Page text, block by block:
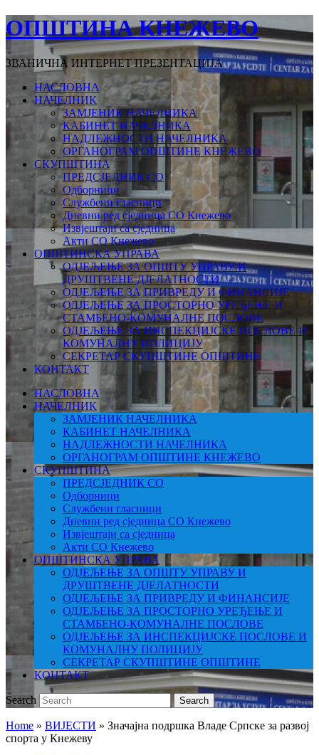
ОПШТИНА КНЕЖЕВО
ЗВАНИЧНА ИНТЕРНЕТ ПРЕЗЕНТАЦИЈА
НАСЛОВНА
НАЧЕЛНИК
ЗАМЈЕНИК НАЧЕЛНИКА
КАБИНЕТ НАЧЕЛНИКА
НАДЛЕЖНОСТИ НАЧЕЛНИКА
ОРГАНОГРАМ ОПШТИНЕ КНЕЖЕВО
СКУПШТИНА
ПРЕДСЈЕДНИК СО
Одборници
Службени гласници
Дневни ред сједница СО Кнежево
Извјештаји са сједница
Акти СО Кнежево
ОПШТИНСКА УПРАВА
ОДЈЕЉЕЊЕ ЗА ОПШТУ УПРАВУ И
ДРУШТВЕНЕ ДЈЕЛАТНОСТИ
ОДЈЕЉЕЊЕ ЗА ПРИВРЕДУ И ФИНАНСИЈЕ
ОДЈЕЉЕЊЕ ЗА ПРОСТОРНО УРЕЂЕЊЕ И
СТАМБЕНО-КОМУНАЛНЕ ПОСЛОВЕ
ОДЈЕЉЕЊЕ ЗА ИНСПЕКЦИЈСКЕ ПОСЛОВЕ И
КОМУНАЛНУ ПОЛИЦИЈУ
СЕКРЕТАР СКУПШТИНЕ ОПШТИНЕ
КОНТАКТ
НАСЛОВНА
НАЧЕЛНИК
ЗАМЈЕНИК НАЧЕЛНИКА
КАБИНЕТ НАЧЕЛНИКА
НАДЛЕЖНОСТИ НАЧЕЛНИКА
ОРГАНОГРАМ ОПШТИНЕ КНЕЖЕВО
СКУПШТИНА
ПРЕДСЈЕДНИК СО
Одборници
Службени гласници
Дневни ред сједница СО Кнежево
Извјештаји са сједница
Акти СО Кнежево
ОПШТИНСКА УПРАВА
ОДЈЕЉЕЊЕ ЗА ОПШТУ УПРАВУ И
ДРУШТВЕНЕ ДЈЕЛАТНОСТИ
ОДЈЕЉЕЊЕ ЗА ПРИВРЕДУ И ФИНАНСИЈЕ
ОДЈЕЉЕЊЕ ЗА ПРОСТОРНО УРЕЂЕЊЕ И
СТАМБЕНО-КОМУНАЛНЕ ПОСЛОВЕ
ОДЈЕЉЕЊЕ ЗА ИНСПЕКЦИЈСКЕ ПОСЛОВЕ И
КОМУНАЛНУ ПОЛИЦИЈУ
СЕКРЕТАР СКУПШТИНЕ ОПШТИНЕ
КОНТАКТ
Search Search
Home » ВИЈЕСТИ » Значајна подршка Владе Српске за развој
спорта у Кнежеву